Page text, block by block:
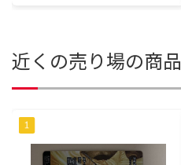
近くの売り場の商品